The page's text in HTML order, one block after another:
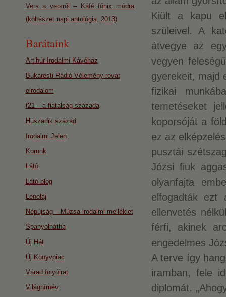
Kiült a kapu
szüleivel. A
átvegye az
vegyen
gyerekeit, majd
fizikai
temetéseket
koporsóját a
ez az
pusztái
Józsi fiuk
olyanfajta
elfogadták ezt
ellenvetés
férfi, akinek
engedelmes
A terve így
iramban, fele
diplomát.
Vers a versről – Káfé főnix módra
(költészet napi antológia, 2013)
Barátaink
Art’húr Irodalmi Kávéház
Bukaresti Rádió Vélemény rovat
eirodalom
f21 – a fiatalság százada
Huszadik század
Irodalmi Jelen
Korunk
Látó
Látó blog
Lenolaj
Népújság – Múzsa irodalmi melléklet
Spanyolnátha
Új Hét
Új Könyvpiac
Várad folyóirat
Világhírnév